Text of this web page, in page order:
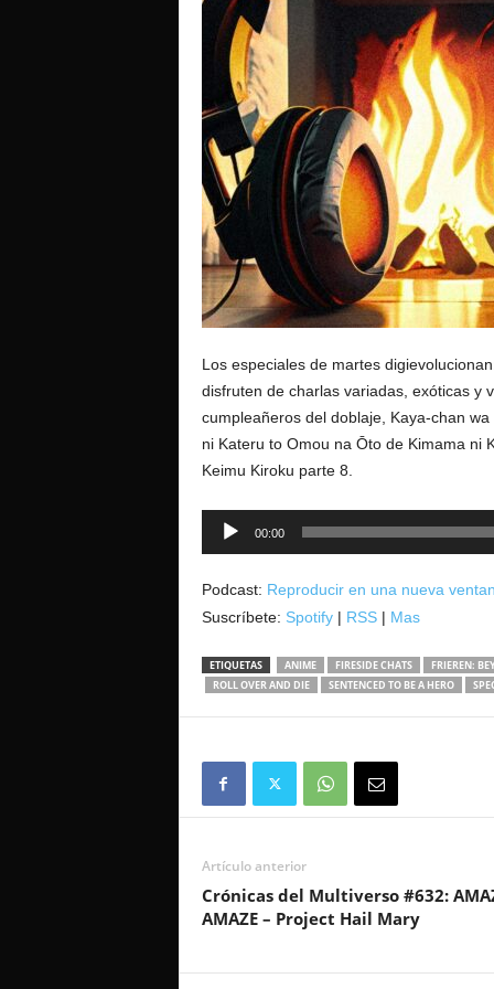
Los especiales de martes
disfruten de charlas variadas, exóticas y
cumpleañeros del doblaje, Kaya-chan
ni Kateru to Omou na Ōto de Kimama ni
Keimu Kiroku parte 8.
Reproductor
00:00
Podcast: Reproducir en una nueva
Suscríbete: Spotify| RSS| Mas
ETIQUETAS ANIME FIRESIDE CHATS FRIEREN:
ROLL OVER AND DIE
SENTENCED TO BE A HERO
Artículo anterior
Crónicas del Multiverso #632:
AMAZE – Project Hail Mary